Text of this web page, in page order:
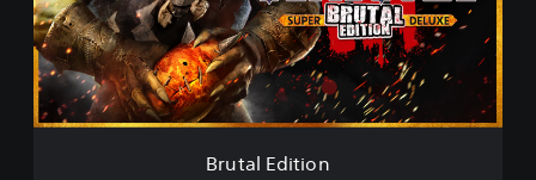
E
d
i
t
i
o
Brutal Edition